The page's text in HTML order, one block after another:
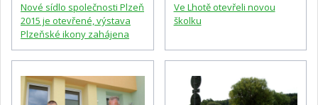
Nové sídlo společnosti Plzeň
2015 je otevřené, výstava
Plzeňské ikony zahájena
Ve Lhotě otevřeli novou
školku